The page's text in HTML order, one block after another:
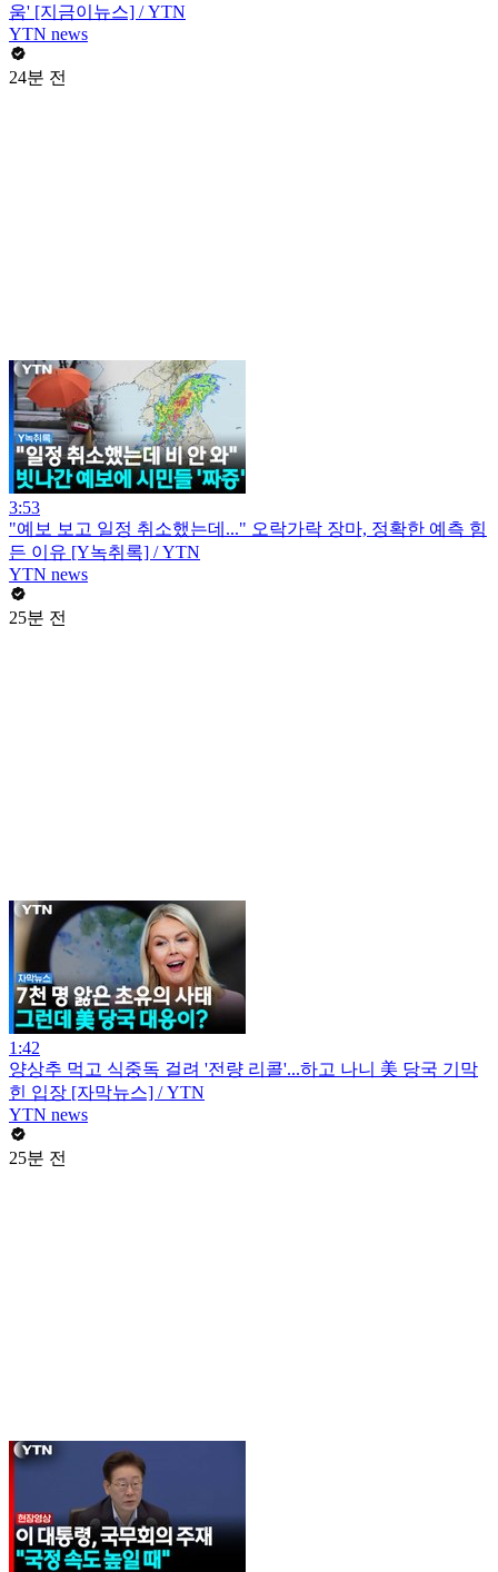
움' [지금이뉴스] / YTN
YTN news
24분 전
3:53
"예보 보고 일정 취소했는데..." 오락가락 장마, 정확한 예측 힘
든 이유 [Y녹취록] / YTN
YTN news
25분 전
1:42
양상추 먹고 식중독 걸려 '전량 리콜'...하고 나니 美 당국 기막
힌 입장 [자막뉴스] / YTN
YTN news
25분 전